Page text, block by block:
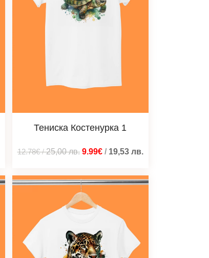
Тениска Костенурка 1
12.78€/25,00лв. 9.99€/ 19,53 лв.